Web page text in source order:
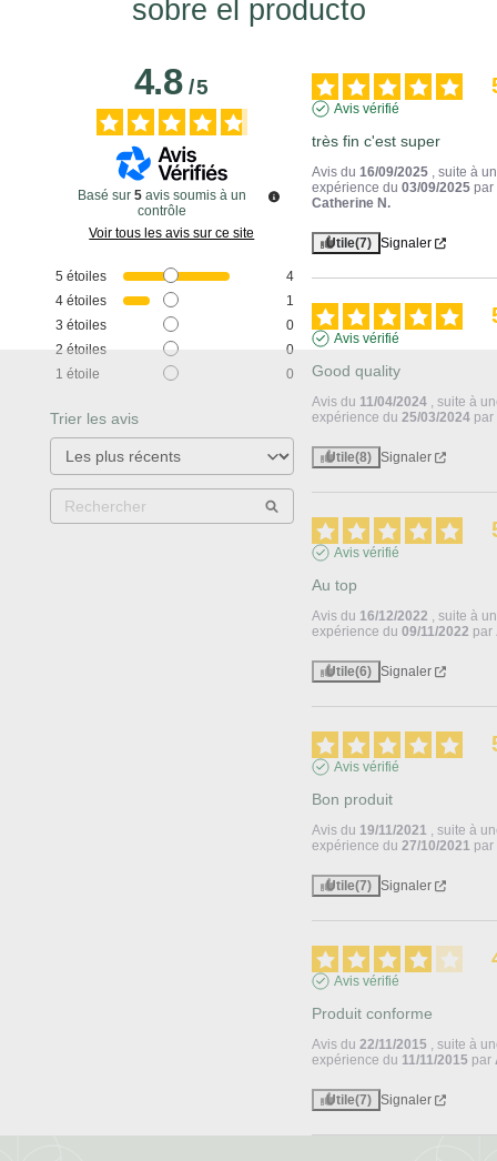
sobre el producto
4.8/5
Basé sur 5 avis soumis à un
contrôle
Voir tous les avis sur ce site
5 étoiles
4
4 étoiles
1
3 étoiles
0
2 étoiles
0
1 étoile 0
Trier les avis
Avis vérifié
très fin c'est super
Avis du16/09/2025 , suite à
expérience du03/09/2025 par
Catherine N.
Utile(7) Signaler
Avis vérifié
Good quality
Avis du 11/04/2024 , suite à
expérience du25/03/2024 par
Utile(8) Signaler
Avis vérifié
Au top
Avis du 16/12/2022 , suite à
expérience du09/11/2022 par
Utile(6) Signaler
Avis vérifié
Bon produit
Avis du 19/11/2021 , suite à
expérience du27/10/2021 par
Utile(7) Signaler
Avis vérifié
Produit conforme
Avis du22/11/2015 , suite à
expérience du 11/11/2015 par
Utile(7) Signaler